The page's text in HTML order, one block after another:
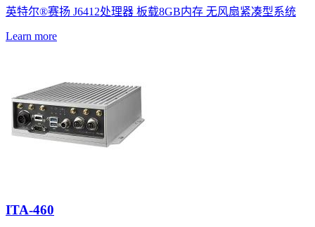
英特尔®赛扬 J6412处理器 板载8GB内存 无风扇紧凑型系统
Learn more
ITA-460